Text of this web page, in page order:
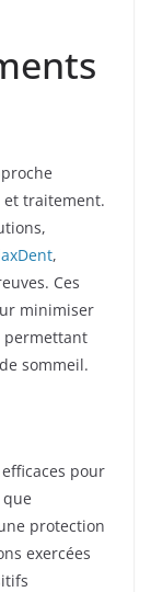
traitement.
,
Ces
minimiser
permettant
sommeil.
pour
protection
exercées